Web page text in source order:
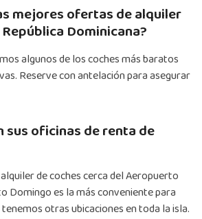
mejores ofertas de alquiler
Dominicana?
algunos de los coches más baratos
Reserve con antelación para asegurar
sus oficinas de renta de
de coches cerca del Aeropuerto
Domingo es la más conveniente para
otras ubicaciones en toda la isla.